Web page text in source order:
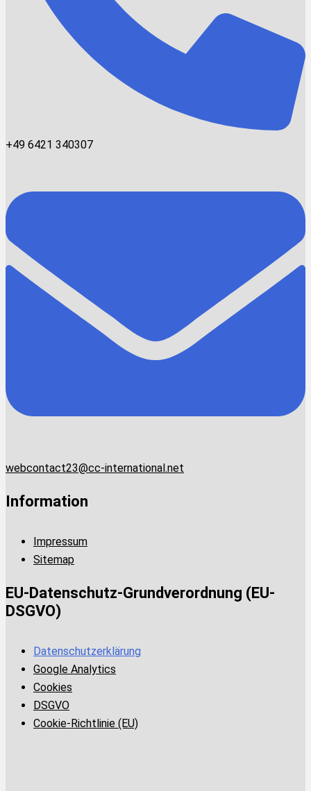
+49 6421 340307
webcontact23@cc-international.net
Information
Impressum
Sitemap
EU-Datenschutz-Grundverordnung (EU-
DSGVO)
Datenschutzerklärung
Google Analytics
Cookies
DSGVO
Cookie-Richtlinie (EU)